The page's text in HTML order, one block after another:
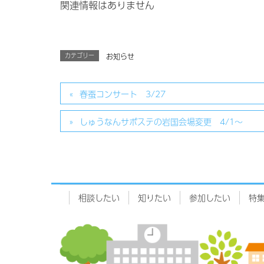
関連情報はありません
カテゴリー お知らせ
春蚕コンサート 3/27
しゅうなんサポステの岩国会場変更 4/1～
相談したい 知りたい 参加したい 特